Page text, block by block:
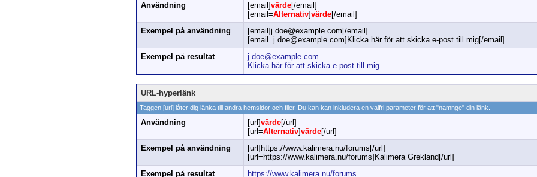
Användning [email]värde[/email]
[email=Alternativ]värde[/email]
Exempel på användning
[email]j.doe@example.com[/email]
[email=j.doe@example.com]Klicka här för att skicka e-post till mig[/email]
Exempel på resultat
j.doe@example.com
Klicka här för att skicka e-post till mig
URL-hyperlänk
Taggen [url] låter dig länka till andra hemsidor och filer. Du kan kan inkludera en valfri parameter för att "namnge" din länk.
Användning [url]värde[/url]
[url=Alternativ]värde[/url]
Exempel på användning
[url]https://www.kalimera.nu/forums[/url]
[url=https://www.kalimera.nu/forums]Kalimera Grekland[/url]
Exempel på resultat
https://www.kalimera.nu/forums